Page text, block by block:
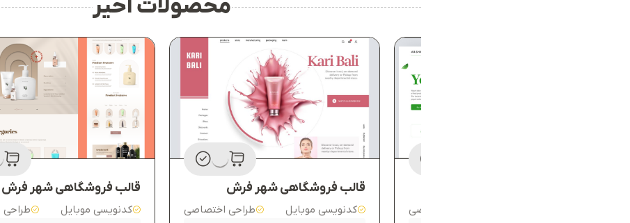
محصولات اخیر
طراحی اختصاصی
قالب فروشگاهی شهر فرش
کدنویسی موبایل طراحی اختصاصی
قالب فروشگاهی شهر فرش
کدنویسی موبایل